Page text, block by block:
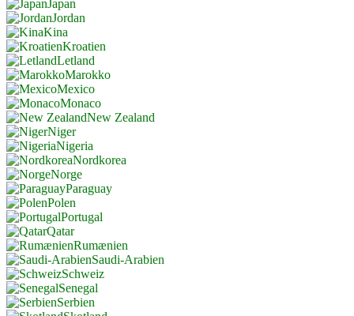
Japan
Jordan
Kina
Kroatien
Letland
Marokko
Mexico
Monaco
New Zealand
Niger
Nigeria
Nordkorea
Norge
Paraguay
Polen
Portugal
Qatar
Rumænien
Saudi-Arabien
Schweiz
Senegal
Serbien